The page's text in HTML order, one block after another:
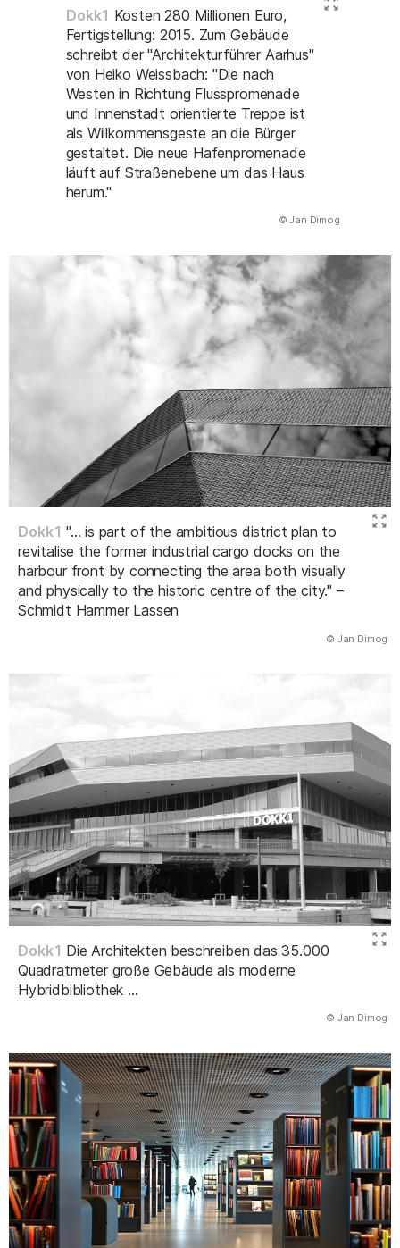
Dokk1 Kosten 280 Millionen Euro,
Fertigstellung: 2015. Zum Gebäude
schreibt der "Architekturführer Aarhus"
von Heiko Weissbach: "Die nach
Westen in Richtung Flusspromenade
und Innenstadt orientierte Treppe ist
als Willkommensgeste an die Bürger
gestaltet. Die neue Hafenpromenade
läuft auf Straßenebene um das Haus
herum."
© Jan Dimog
Dokk1 "... is part of the ambitious district plan to
revitalise the former industrial cargo docks on the
harbour front by connecting the area both visually
and physically to the historic centre of the city." –
Schmidt Hammer Lassen
© Jan Dimog
Dokk1 Die Architekten beschreiben das 35.000
Quadratmeter große Gebäude als moderne
Hybridbibliothek ...
© Jan Dimog